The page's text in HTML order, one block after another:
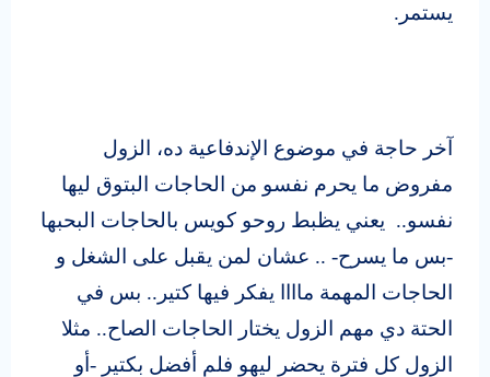
يستمر.
آخر حاجة في موضوع الإندفاعية ده، الزول
مفروض ما يحرم نفسو من الحاجات البتوق ليها
نفسو.. يعني يظبط روحو كويس بالحاجات البحبها
-بس ما يسرح- .. عشان لمن يقبل على الشغل و
الحاجات المهمة ماااا يفكر فيها كتير.. بس في
الحتة دي مهم الزول يختار الحاجات الصاح.. مثلا
الزول كل فترة يحضر ليهو فلم أفضل بكتير -أو